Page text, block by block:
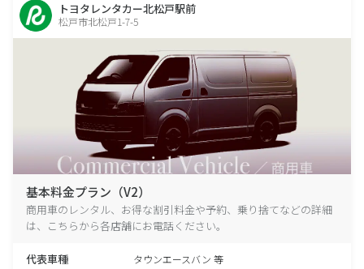
トヨタレンタカー北松戸駅前
松戸市北松戸1-7-5
基本料金プラン（V2）
商用車のレンタル、お得な割引料金や予約、乗り捨てなどの詳細
は、こちらから各店舗にお電話ください。
代表車種 タウンエースバン 等